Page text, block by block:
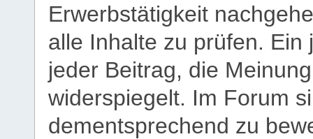
Erwerbstätigkeit
alle Inhalte zu prüfen.
jeder Beitrag, die
widerspiegelt. Im Forum
dementsprechend zu